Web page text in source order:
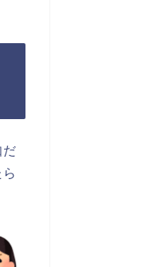
だ